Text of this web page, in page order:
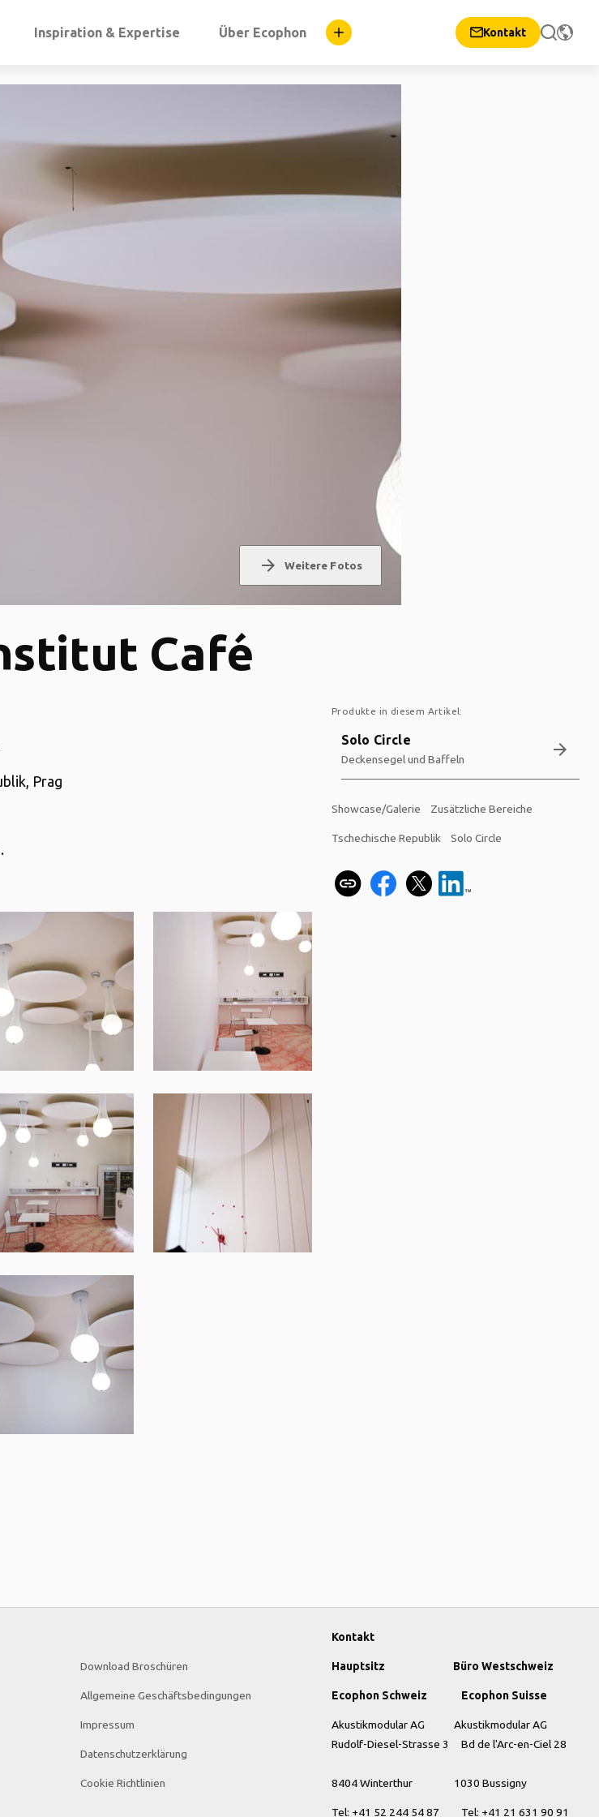
Inspiration & Expertise Über Ecophon Kontakt
arrow_forward Weitere Fotos
Café
Prag
Produkte in diesem Artikel:
Solo Circle
Deckensegel und Baffeln arrow_forward
Showcase/Galerie Zusätzliche Bereiche
Tschechische Republik Solo Circle
Download Broschüren
Allgemeine Geschäftsbedingungen
Impressum
Datenschutzerklärung
Cookie Richtlinien
Kontakt
Hauptsitz Büro Westschweiz
Ecophon Schweiz Ecophon Suisse
Akustikmodular AG Akustikmodular AG
Rudolf-Diesel-Strasse 3 Bd de l'Arc-en-Ciel 28
8404 Winterthur 1030 Bussigny
Tel: +41 52 244 54 87 Tel: +41 21 631 90 91